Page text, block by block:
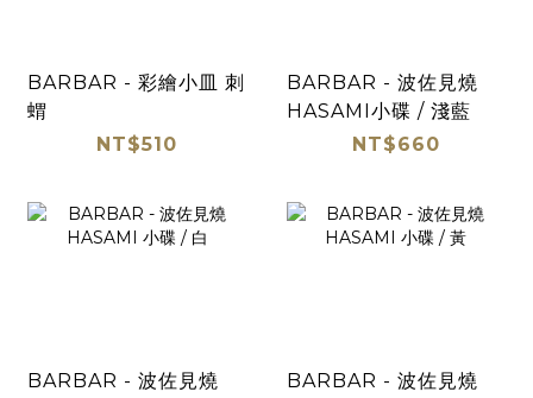
BARBAR - 彩繪小皿 刺
蝟
NT$510
BARBAR - 波佐見燒
HASAMI小碟 / 淺藍
NT$660
BARBAR - 波佐見燒
BARBAR - 波佐見燒